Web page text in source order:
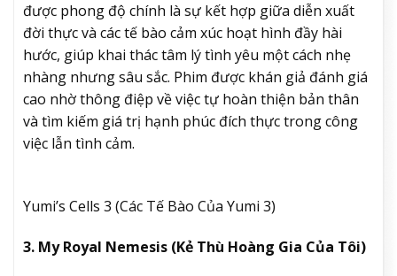
được phong độ chính là sự kết hợp giữa diễn xuất
đời thực và các tế bào cảm xúc hoạt hình đầy hài
hước, giúp khai thác tâm lý tình yêu một cách nhẹ
nhàng nhưng sâu sắc. Phim được khán giả đánh giá
cao nhờ thông điệp về việc tự hoàn thiện bản thân
và tìm kiếm giá trị hạnh phúc đích thực trong công
việc lẫn tình cảm.
Yumi’s Cells 3 (Các Tế Bào Của Yumi 3)
3. My Royal Nemesis (Kẻ Thù Hoàng Gia Của Tôi)